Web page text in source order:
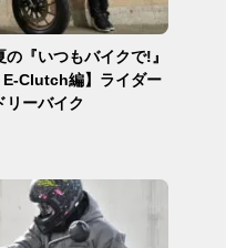
『いつもバイクで!』
Clutch編】ライダー
リーバイク